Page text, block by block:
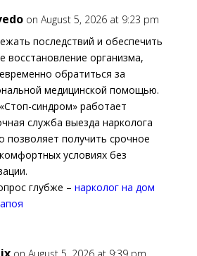
on August 5, 2026 at 9:23 pm
последствий и обеспечить
восстановление организма,
обратиться за
медицинской помощью.
синдром» работает
служба выезда нарколога
позволяет получить срочное
условиях без
глубже – нарколог на дом